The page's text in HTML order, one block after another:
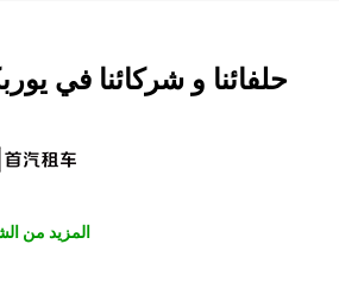
حلفائنا و شركائنا في
المزيد من